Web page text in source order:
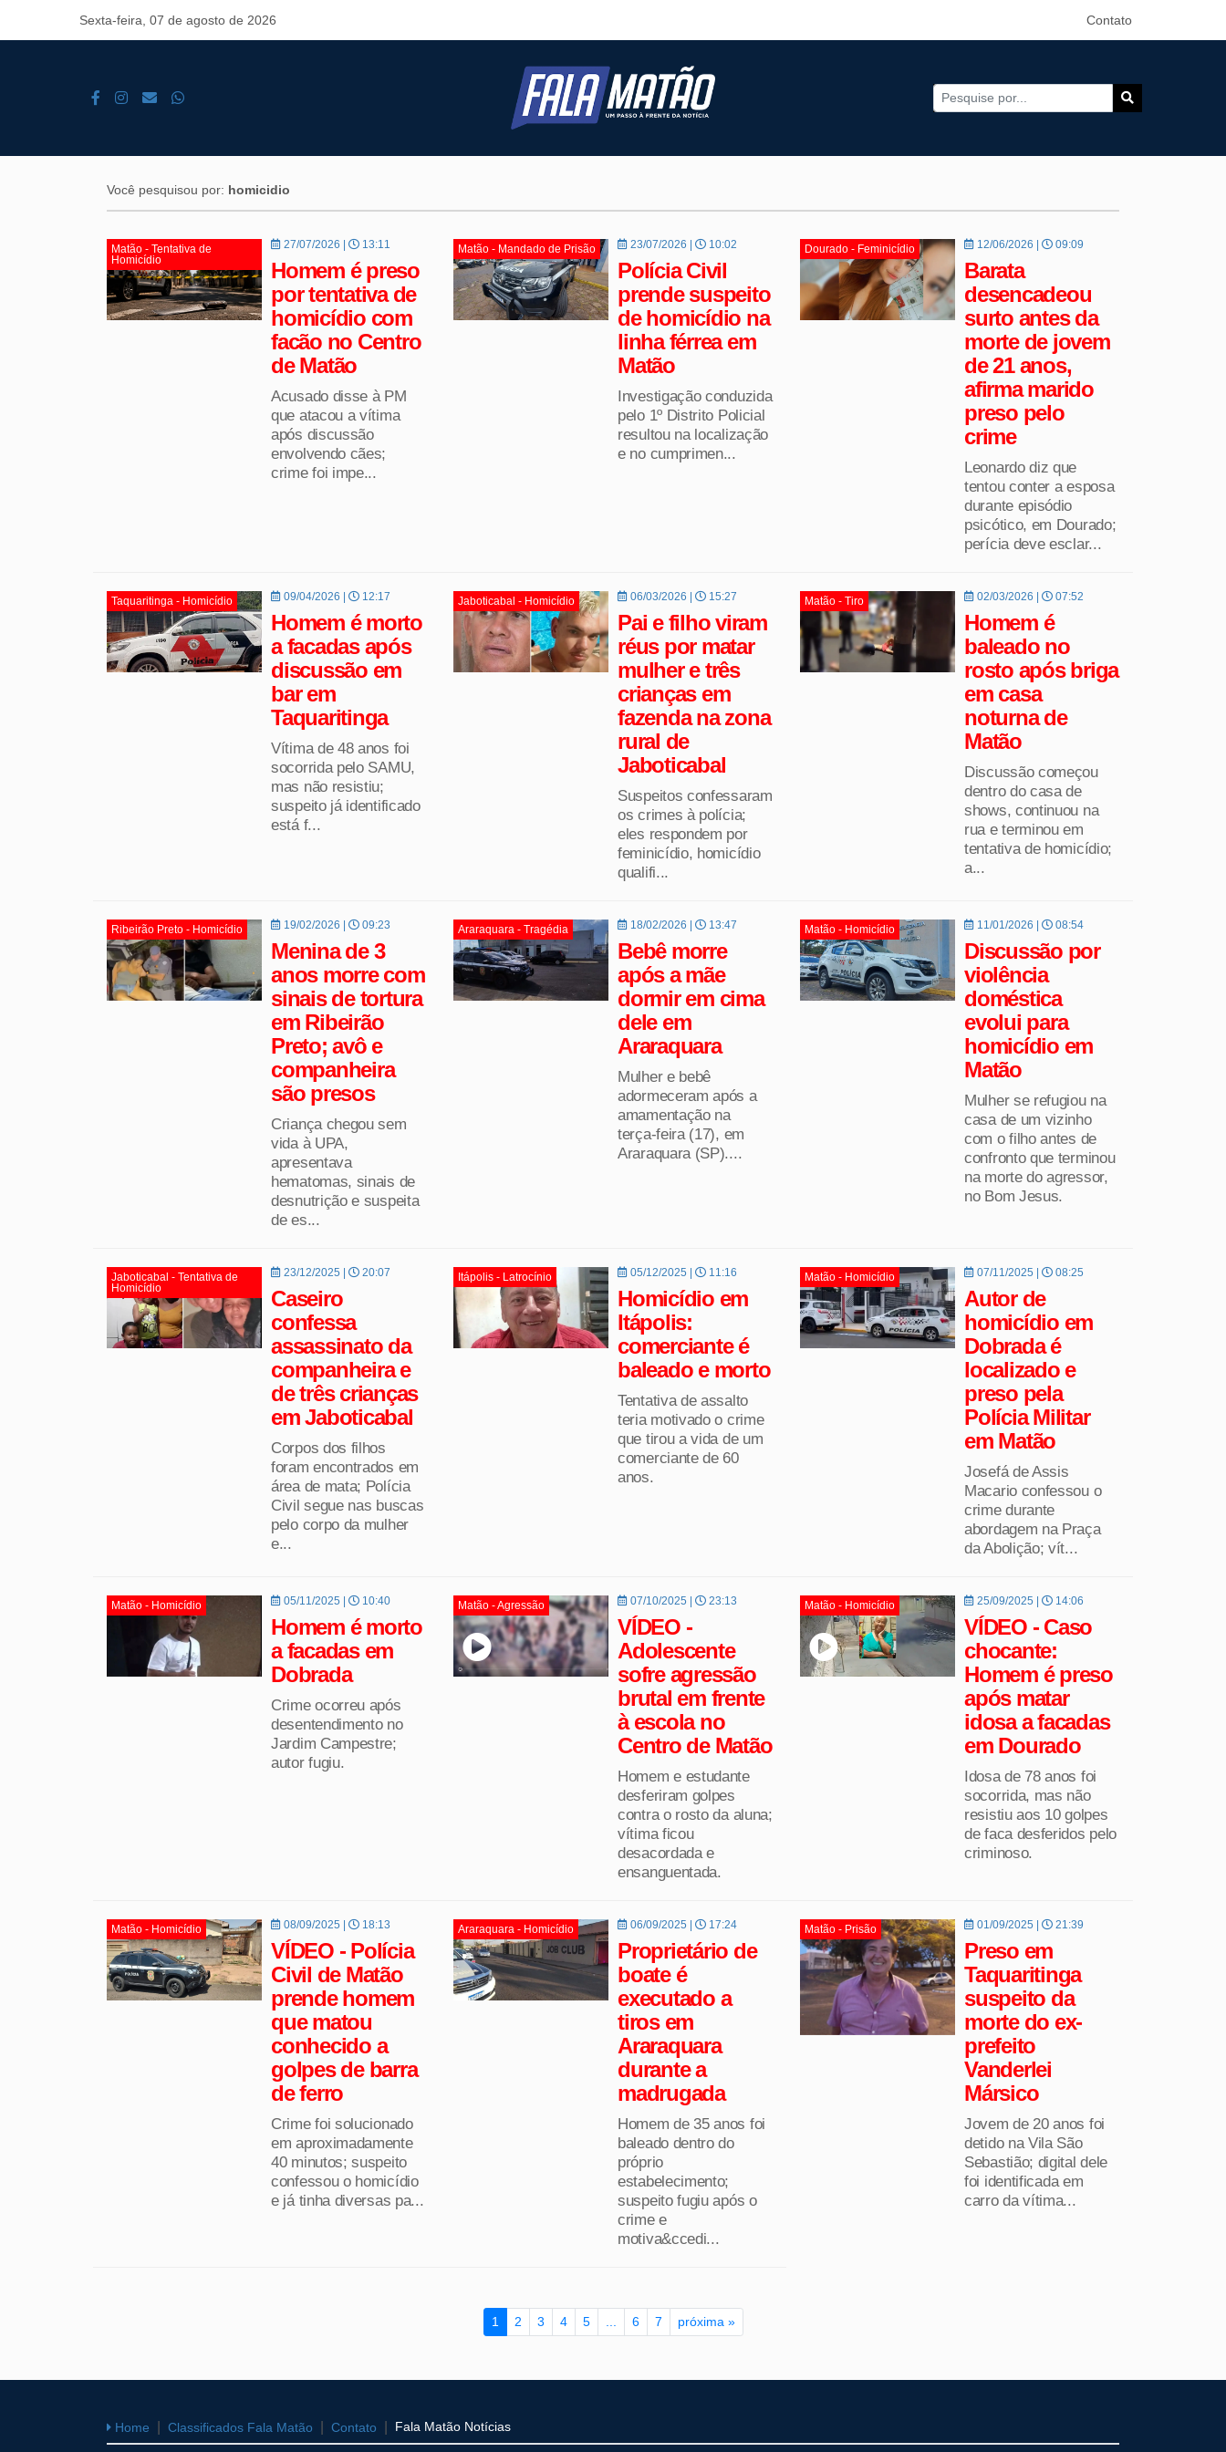
Sexta-feira, 07 de agosto de 2026 Contato
Você pesquisou por: homicidio
Matão - Tentativa de
Homicídio
27/07/2026 | 13:11
Homem é preso
por tentativa de
homicídio com
facão no Centro
de Matão
Acusado disse à PM
que atacou a vítima
após discussão
envolvendo cães;
crime foi impe...
Matão - Mandado de Prisão 23/07/2026 | 10:02
Polícia Civil
prende suspeito
de homicídio na
linha férrea em
Matão
Investigação conduzida
pelo 1º Distrito Policial
resultou na localização
e no cumprimen...
Dourado - Feminicídio 12/06/2026 | 09:09
Barata
desencadeou
surto antes da
morte de jovem
de 21 anos,
afirma marido
preso pelo
crime
Leonardo diz que
tentou conter a esposa
durante episódio
psicótico, em Dourado;
perícia deve esclar...
Taquaritinga - Homicídio 09/04/2026 | 12:17
Homem é morto
a facadas após
discussão em
bar em
Taquaritinga
Vítima de 48 anos foi
socorrida pelo SAMU,
mas não resistiu;
suspeito já identificado
está f...
Jaboticabal - Homicídio 06/03/2026 | 15:27
Pai e filho viram
réus por matar
mulher e três
crianças em
fazenda na zona
rural de
Jaboticabal
Suspeitos confessaram
os crimes à polícia;
eles respondem por
feminicídio, homicídio
qualifi...
Matão - Tiro 02/03/2026 | 07:52
Homem é
baleado no
rosto após briga
em casa
noturna de
Matão
Discussão começou
dentro do casa de
shows, continuou na
rua e terminou em
tentativa de homicídio;
a...
Ribeirão Preto - Homicídio 19/02/2026 | 09:23
Menina de 3
anos morre com
sinais de tortura
em Ribeirão
Preto; avô e
companheira
são presos
Criança chegou sem
vida à UPA,
apresentava
hematomas, sinais de
desnutrição e suspeita
de es...
Araraquara - Tragédia 18/02/2026 | 13:47
Bebê morre
após a mãe
dormir em cima
dele em
Araraquara
Mulher e bebê
adormeceram após a
amamentação na
terça-feira (17), em
Araraquara (SP)....
Matão - Homicídio 11/01/2026 | 08:54
Discussão por
violência
doméstica
evolui para
homicídio em
Matão
Mulher se refugiou na
casa de um vizinho
com o filho antes de
confronto que terminou
na morte do agressor,
no Bom Jesus.
Jaboticabal - Tentativa de
Homicídio
23/12/2025 | 20:07
Caseiro
confessa
assassinato da
companheira e
de três crianças
em Jaboticabal
Corpos dos filhos
foram encontrados em
área de mata; Polícia
Civil segue nas buscas
pelo corpo da mulher
e...
Itápolis - Latrocínio 05/12/2025 | 11:16
Homicídio em
Itápolis:
comerciante é
baleado e morto
Tentativa de assalto
teria motivado o crime
que tirou a vida de um
comerciante de 60
anos.
Matão - Homicídio 07/11/2025 | 08:25
Autor de
homicídio em
Dobrada é
localizado e
preso pela
Polícia Militar
em Matão
Josefá de Assis
Macario confessou o
crime durante
abordagem na Praça
da Abolição; vít...
Matão - Homicídio 05/11/2025 | 10:40
Homem é morto
a facadas em
Dobrada
Crime ocorreu após
desentendimento no
Jardim Campestre;
autor fugiu.
Matão - Agressão 07/10/2025 | 23:13
VÍDEO -
Adolescente
sofre agressão
brutal em frente
à escola no
Centro de Matão
Homem e estudante
desferiram golpes
contra o rosto da aluna;
vítima ficou
desacordada e
ensanguentada.
Matão - Homicídio 25/09/2025 | 14:06
VÍDEO - Caso
chocante:
Homem é preso
após matar
idosa a facadas
em Dourado
Idosa de 78 anos foi
socorrida, mas não
resistiu aos 10 golpes
de faca desferidos pelo
criminoso.
Matão - Homicídio 08/09/2025 | 18:13
VÍDEO - Polícia
Civil de Matão
prende homem
que matou
conhecido a
golpes de barra
de ferro
Crime foi solucionado
em aproximadamente
40 minutos; suspeito
confessou o homicídio
e já tinha diversas pa...
Araraquara - Homicídio 06/09/2025 | 17:24
Proprietário de
boate é
executado a
tiros em
Araraquara
durante a
madrugada
Homem de 35 anos foi
baleado dentro do
próprio
estabelecimento;
suspeito fugiu após o
crime e
motiva&ccedi...
Matão - Prisão 01/09/2025 | 21:39
Preso em
Taquaritinga
suspeito da
morte do ex-
prefeito
Vanderlei
Mársico
Jovem de 20 anos foi
detido na Vila São
Sebastião; digital dele
foi identificada em
carro da vítima...
1 2 3 4 5 6 7 próxima »
Home Classificados Fala Matão Contato Fala Matão Notícias